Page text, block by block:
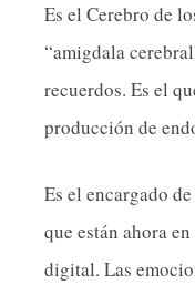
Es el Cerebro de
“amigdala
recuerdos. Es el
producción de
Es el encargado de
que están ahora
digital. Las